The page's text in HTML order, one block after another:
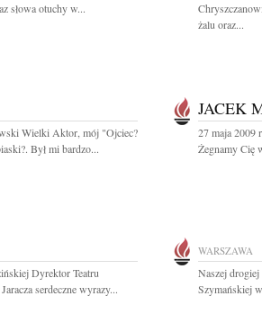
słowa otuchy w...
żalu oraz...
Wielki Aktor, mój "Ojciec?
Był mi bardzo...
JACEK
27 maja 2009
Żegnamy Cię
Dyrektor Teatru
serdeczne wyrazy...
WARSZAWA
Naszej
Szymańskiej